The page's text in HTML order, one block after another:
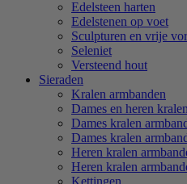
Edelsteen harten
Edelstenen op voet
Sculpturen en vrije
Seleniet
Versteend hout
Sieraden
Kralen armbanden
Dames en heren
Dames kralen
Dames kralen
Heren kralen
Heren kralen
Kettingen